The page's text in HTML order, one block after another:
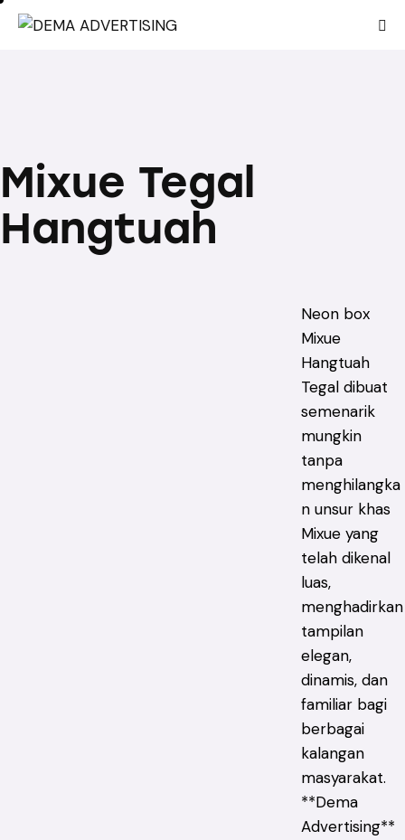
Mixue Tegal
Hangtuah
Neon box
Mixue
Hangtuah
Tegal dibuat
semenarik
mungkin
tanpa
menghilangka
n unsur khas
Mixue yang
telah dikenal
luas,
menghadirkan
tampilan
elegan,
dinamis, dan
familiar bagi
berbagai
kalangan
masyarakat.
**Dema
Advertising**